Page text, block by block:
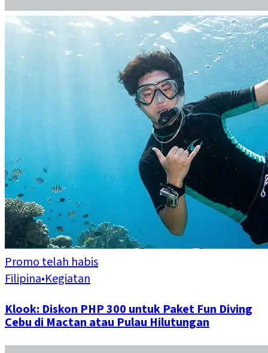
Promo telah habis
Filipina•Kegiatan
Klook: Diskon PHP 300 untuk Paket Fun Diving
Cebu di Mactan atau Pulau Hilutungan